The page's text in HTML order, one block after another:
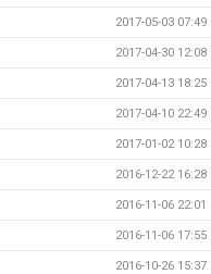
2017-05-03 07:49
2017-04-30 12:08
2017-04-13 18:25
2017-04-10 22:49
2017-01-02 10:28
2016-12-22 16:28
2016-11-06 22:01
2016-11-06 17:55
2016-10-26 15:37